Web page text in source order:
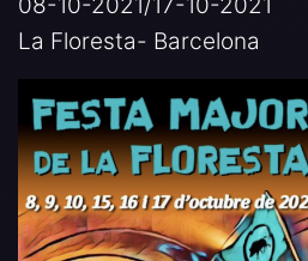
La Floresta- Barcelona